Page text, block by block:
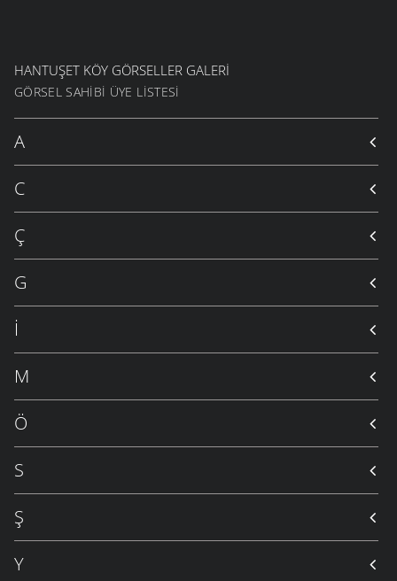
HANTUŞET KÖY GÖRSELLER GALERI
GÖRSEL SAHIBI ÜYE LISTESI
A
C
Ç
G
İ
M
Ö
S
Ş
Y